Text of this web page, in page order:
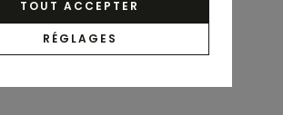
HC HT*
TOUT ACCEPTER
RÉGLAGES